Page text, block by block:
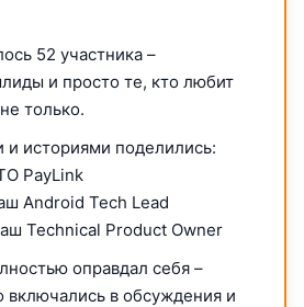
52 участника –
и просто те, кто любит
только.
и историями поделились:
PayLink
Android Tech Lead
Technical Product Owner
оправдал себя –
включались в обсуждения и